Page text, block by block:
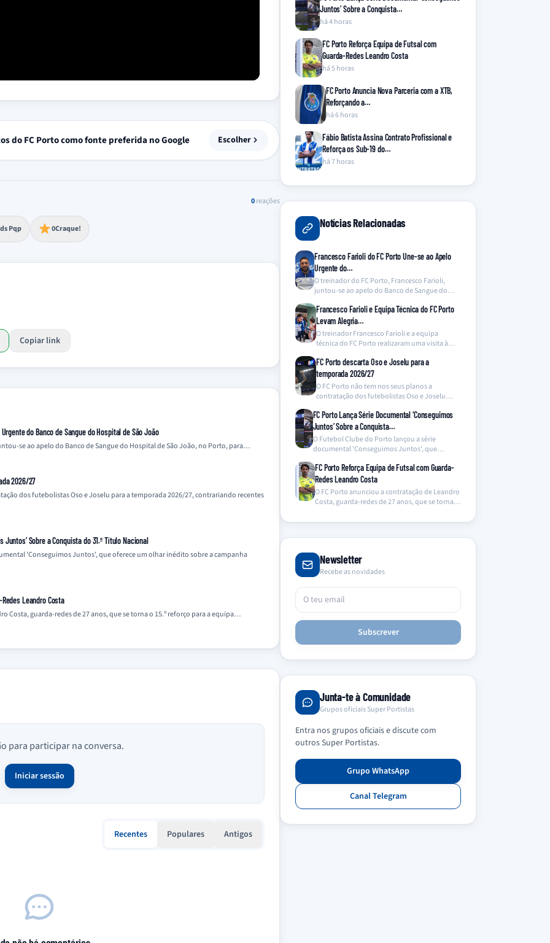
do FC Porto como fonte preferida no Google Escolher
0reações
Pqp
extremo 0Craque!
Copiar link
do Banco de Sangue do Hospital de São João
se ao apelo do Banco de Sangue do Hospital de São João, no Porto, para…
2026/27
dos futebolistas Oso e Joselu para a temporada 2026/27, contrariando recentes
Juntos’ Sobre a Conquista do 31.º Título Nacional
'Conseguimos Juntos', que oferece um olhar inédito sobre a campanha
Leandro Costa
Costa, guarda-redes de 27 anos, que se torna o 15.º reforço para a equipa…
para participar na conversa.
Iniciar sessão
Recentes Populares Antigos
Juntos’ Sobre a Conquista…
há 4 horas
FC Porto Reforça Equipa de Futsal com
Guarda-Redes Leandro Costa
há 5 horas
FC Porto Anuncia Nova Parceria com a XTB,
Reforçando a…
há 6 horas
Fábio Batista Assina Contrato Profissional e
Reforça os Sub-19 do…
há 7 horas
Notícias Relacionadas
Francesco Farioli do FC Porto Une-se ao Apelo
Urgente do…
O treinador do FC Porto, Francesco Farioli,
juntou-se ao apelo do Banco de Sangue do
Francesco Farioli e Equipa Técnica do FC Porto
Levam Alegria…
O treinador Francesco Farioli e a equipa
técnica do FC Porto realizaram uma visita à
FC Porto descarta Oso e Joselu para a
temporada 2026/27
O FC Porto não tem nos seus planos a
contratação dos futebolistas Oso e Joselu
FC Porto Lança Série Documental ‘Conseguimos
Juntos’ Sobre a Conquista…
O Futebol Clube do Porto lançou a série
documental 'Conseguimos Juntos', que
FC Porto Reforça Equipa de Futsal com Guarda-
Redes Leandro Costa
O FC Porto anunciou a contratação de Leandro
Costa, guarda-redes de 27 anos, que se torna…
Newsletter
Recebe as novidades
Subscrever
Junta-te à Comunidade
Grupos oficiais Super Portistas
Entra nos grupos oficiais e discute com
outros Super Portistas.
Grupo WhatsApp
Canal Telegram